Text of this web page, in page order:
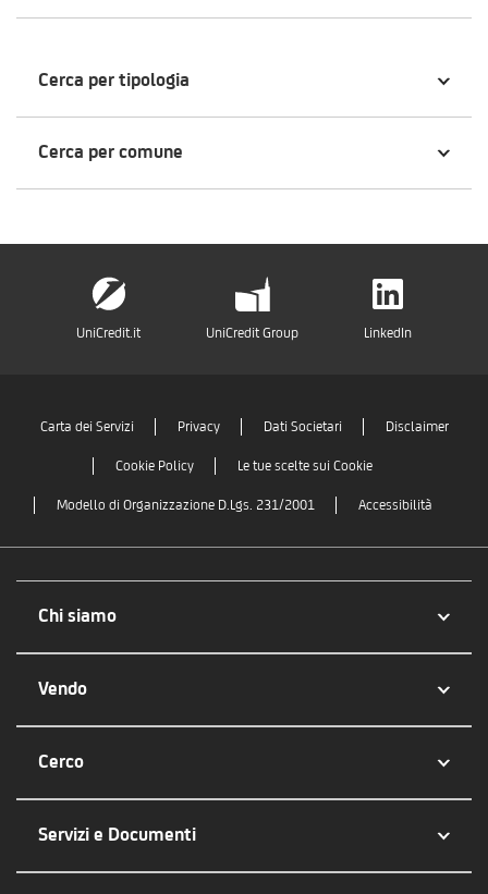
Cerca per tipologia
Cerca per comune
UniCredit.it UniCredit Group LinkedIn
Carta dei Servizi Privacy Dati Societari Disclaimer
Cookie Policy Le tue scelte sui Cookie
Modello di Organizzazione D.Lgs. 231/2001 Accessibilità
Chi siamo
Vendo
Cerco
Servizi e Documenti